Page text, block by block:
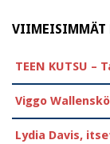
VIIMEISIMMÄT
TEEN KUTSU
Viggo
Lydia Davis,